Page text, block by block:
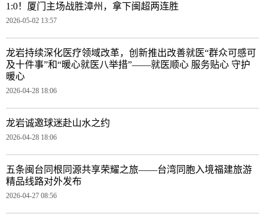
1:0！厦门主场战胜漳州，拿下闽超两连胜
2026-05-02 13:57
龙岩持续深化医疗领域改革，创新推出改善就医“群众可感可
及十件事”和“暖心就医八举措”——就医顺心 服务贴心 守护
暖心
2026-04-28 18:06
龙岩诚邀球迷赴山水之约
2026-04-28 18:06
五条闽台同根同源共享荣耀之旅——台湾同胞入境福建旅游
精品线路对外发布
2026-04-27 08:56